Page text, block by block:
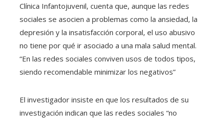
Clínica Infantojuvenil, cuenta que, aunque las redes
sociales se asocien a problemas como la ansiedad, la
depresión y la insatisfacción corporal, el uso abusivo
no tiene por qué ir asociado a una mala salud mental.
“En las redes sociales conviven usos de todos tipos,
siendo recomendable minimizar los negativos”
El investigador insiste en que los resultados de su
investigación indican que las redes sociales “no